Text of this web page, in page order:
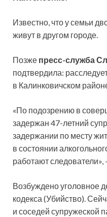
Известно, что у семьи
живут в другом городе.
Позже пресс-служба
подтвердила:
в Калинковичском
«По подозрению в
задержан 47-летний
задержании по месту
в состоянии
работают
Возбуждено уголовное
кодекса (Убийство).
и соседей супружеской